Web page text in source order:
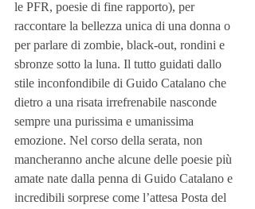
le PFR, poesie di fine rapporto), per
raccontare la bellezza unica di una donna o
per parlare di zombie, black-out, rondini e
sbronze sotto la luna. Il tutto guidati dallo
stile inconfondibile di Guido Catalano che
dietro a una risata irrefrenabile nasconde
sempre una purissima e umanissima
emozione. Nel corso della serata, non
mancheranno anche alcune delle poesie più
amate nate dalla penna di Guido Catalano e
incredibili sorprese come l’attesa Posta del